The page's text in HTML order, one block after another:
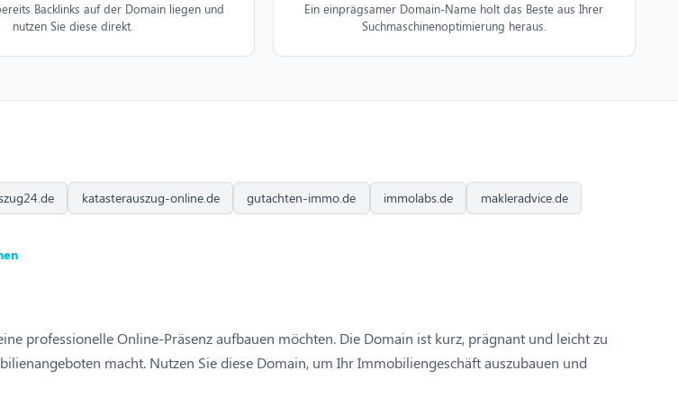
Backlinks auf der Domain liegen und
nutzen Sie diese direkt.
Ein einprägsamer Domain-Name holt das Beste aus Ihrer
Suchmaschinenoptimierung heraus.
katasterauszug-online.de gutachten-immo.de immolabs.de makleradvice.de
professionelle Online-Präsenz aufbauen möchten. Die Domain ist kurz, prägnant und leicht zu
macht. Nutzen Sie diese Domain, um Ihr Immobiliengeschäft auszubauen und